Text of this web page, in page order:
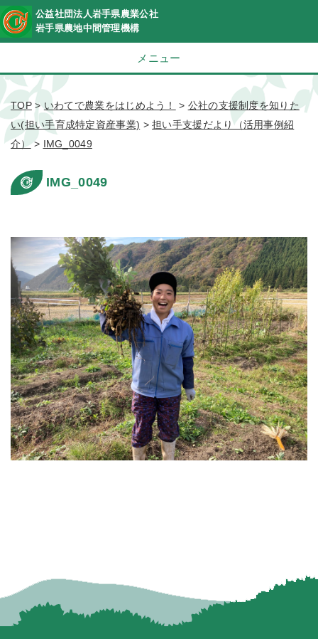
公益社団法人岩手県農業公社
岩手県農地中間管理機構
メニュー
TOP>いわてで農業をはじめよう！ > 公社の支援制度を知りた
い(担い手育成特定資産事業) >担い手支援だより（活用事例紹
介）> IMG_0049
IMG_0049